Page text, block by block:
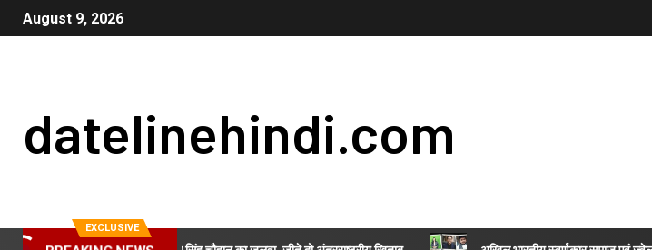
August 9, 2026
datelinehindi.com
EXCLUSIVE